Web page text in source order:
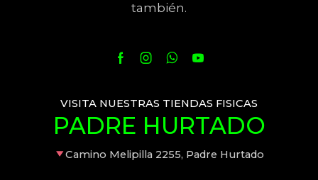
también.
VISITA NUESTRAS TIENDAS FISICAS
PADRE HURTADO
Camino Melipilla 2255, Padre Hurtado